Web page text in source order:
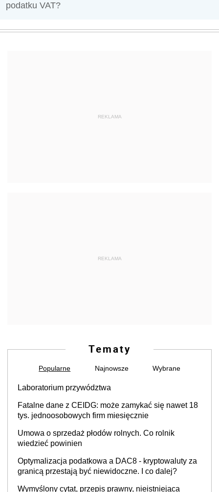
podatku VAT?
REKLAMA
REKLAMA
Tematy
Popularne Najnowsze Wybrane
Laboratorium przywództwa
Fatalne dane z CEIDG: może zamykać się nawet 18
tys. jednoosobowych firm miesięcznie
Umowa o sprzedaż płodów rolnych. Co rolnik
wiedzieć powinien
Optymalizacja podatkowa a DAC8 - kryptowaluty za
granicą przestają być niewidoczne. I co dalej?
Wymyślony cytat, przepis prawny, nieistniejąca